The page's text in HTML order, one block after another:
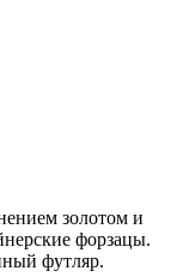
золотом и
форзацы.
футляр.